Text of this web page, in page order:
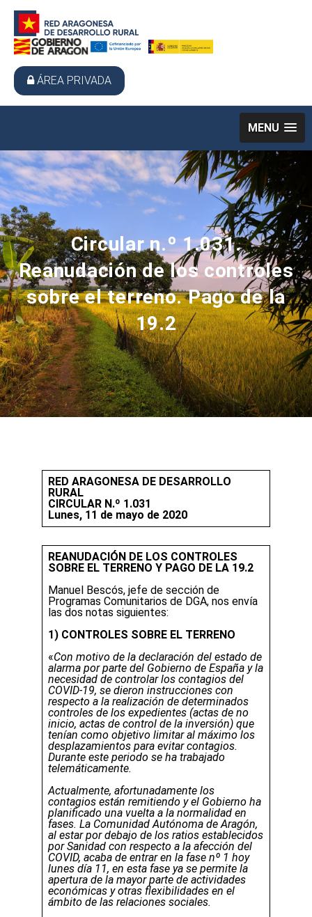
ÁREA PRIVADA
MENU
Circular n.º 1.031.
Reanudación de los controles
sobre el terreno. Pago de la
19.2
RED ARAGONESA DE DESARROLLO
RURAL
CIRCULAR N.º 1.031
Lunes, 11 de mayo de 2020
REANUDACIÓN DE LOS CONTROLES
SOBRE EL TERRENO Y PAGO DE LA 19.2
Manuel Bescós, jefe de sección de
Programas Comunitarios de DGA, nos envía
las dos notas siguientes:
1) CONTROLES SOBRE EL TERRENO
«Con motivo de la declaración del estado de
alarma por parte del Gobierno de España y la
necesidad de controlar los contagios del
COVID-19, se dieron instrucciones con
respecto a la realización de determinados
controles de los expedientes (actas de no
inicio, actas de control de la inversión) que
tenían como objetivo limitar al máximo los
desplazamientos para evitar contagios.
Durante este periodo se ha trabajado
telemáticamente.
Actualmente, afortunadamente los
contagios están remitiendo y el Gobierno ha
planificado una vuelta a la normalidad en
fases. La Comunidad Autónoma de Aragón,
al estar por debajo de los ratios establecidos
por Sanidad con respecto a la afección del
COVID, acaba de entrar en la fase nº 1 hoy
lunes día 11, en esta fase ya se permite la
apertura de la mayor parte de actividades
económicas y otras flexibilidades en el
ámbito de las relaciones sociales.